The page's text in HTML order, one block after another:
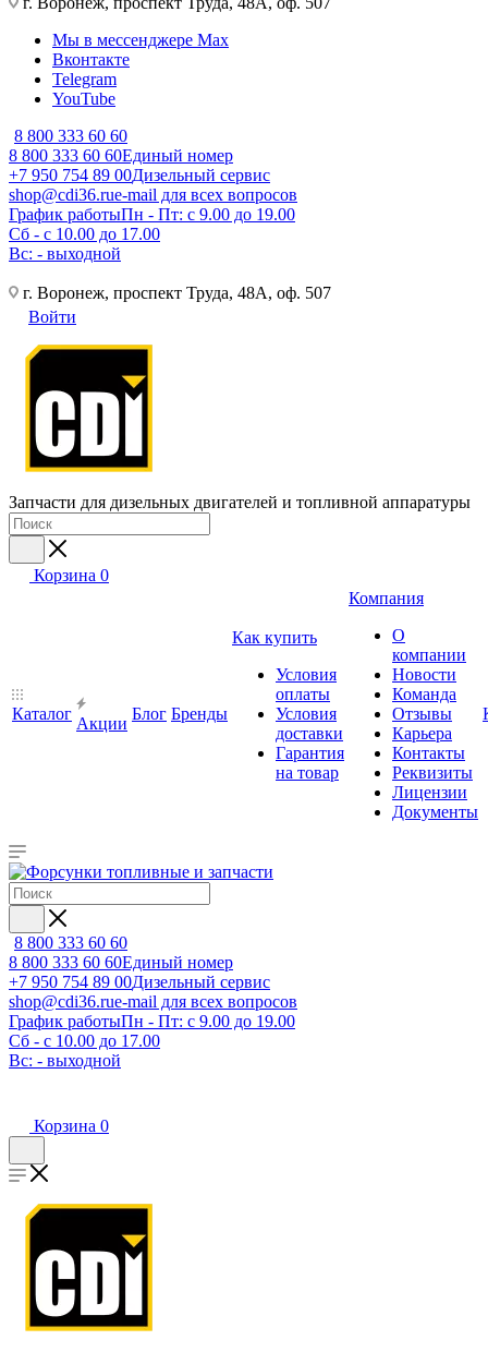
Мы в мессенджере Max
Вконтакте
Telegram
YouTube
8 800 333 60 60
8 800 333 60 60Единый номер
+7 950 754 89 00Дизельный сервис
shop@cdi36.rue-mail для всех вопросов
График работыПн - Пт: с 9.00 до 19.00
Сб - с 10.00 до 17.00
Вс: - выходной
г. Воронеж, проспект Труда, 48А, оф. 507
Войти
Запчасти для дизельных двигателей и топливной аппаратуры
Корзина 0
Каталог
Акции
Блог Бренды
Как купить
Условия
оплаты
Условия
доставки
Гарантия
на товар
Компания
О
компании
Новости
Команда
Отзывы
Карьера
Контакты
Реквизиты
Лицензии
Документы
8 800 333 60 60
8 800 333 60 60Единый номер
+7 950 754 89 00Дизельный сервис
shop@cdi36.rue-mail для всех вопросов
График работыПн - Пт: с 9.00 до 19.00
Сб - с 10.00 до 17.00
Вс: - выходной
Корзина 0